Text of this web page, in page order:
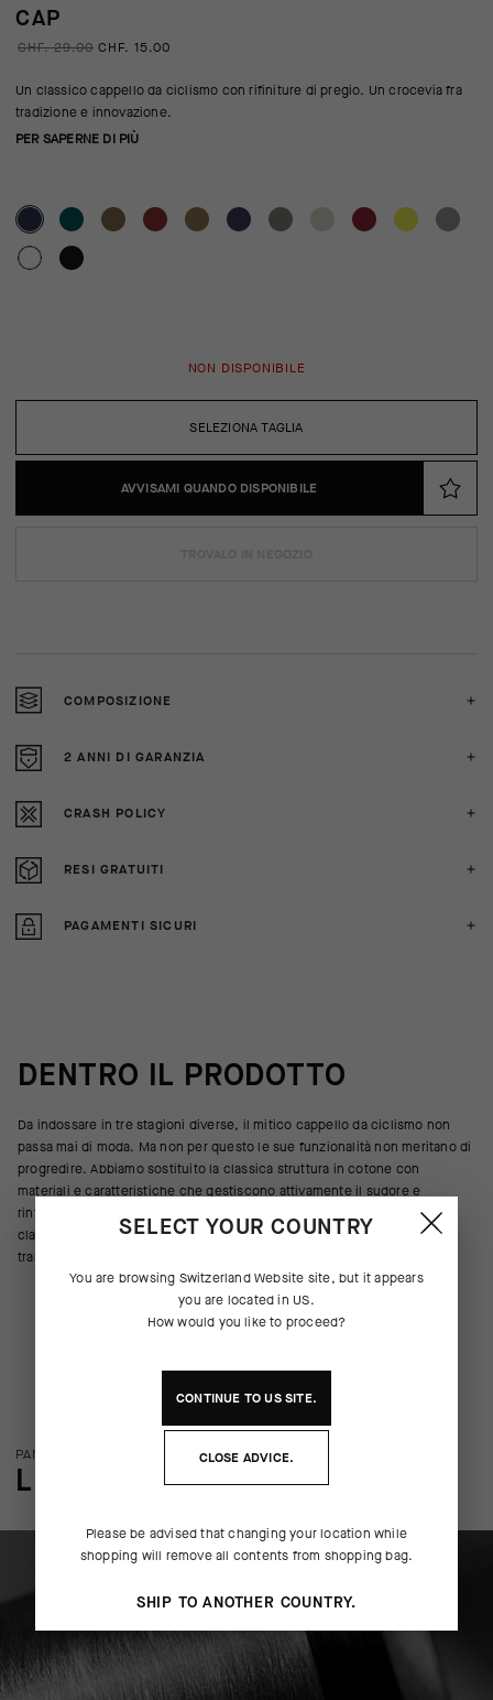
CAP
CHF. 29.00 CHF. 15.00
Un classico cappello da ciclismo con rifiniture di pregio. Un crocevia fra
tradizione e innovazione.
PER SAPERNE DI PIÙ
SELEZIONA TAGLIA
NON DISPONIBILE
AVVISAMI QUANDO DISPONIBILE
COMPOSIZIONE
2 ANNI DI GARANZIA
CRASH POLICY
RESI GRATUITI
PAGAMENTI SICURI
DENTRO IL PRODOTTO
Da indossare in tre stagioni diverse, il mitico cappello da ciclismo non
passa mai di moda. Ma non per questo le sue funzionalità non meritano di
progredire. Abbiamo sostituito la classica struttura in cotone con
materiali e caratteristiche che gestiscono attivamente il sudore e
rinfrescano rapidamente. Ma per il look, abbiamo scelto il classico dei
classici: una striscia centrale a contrasto. Perché alcune tradizioni
trascendono l’innovazione.
PANORAMICA SULLA TECNOLOGIA
LE PARTICOLARITÀ
SELECT YOUR COUNTRY
You are browsing Switzerland Website site, but it appears
you are located in US.
How would you like to proceed?
CONTINUE TOUSSITE.
CLOSE ADVICE.
Please be advised that changing your location while
shopping will remove all contents from shopping bag.
SHIP TO ANOTHER COUNTRY.